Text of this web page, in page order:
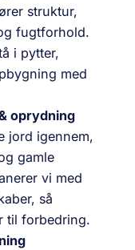
struktur,
fugtforhold.
i pytter,
med
oprydning
jord igennem,
gamle
vi med
så
til forbedring.